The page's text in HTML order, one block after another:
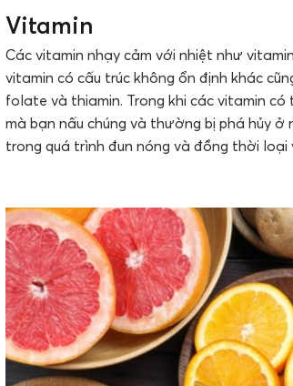
Vitamin
Các vitamin nhạy cảm với nhiệt như
vitamin có cấu trúc không ổn định khác
folate và thiamin. Trong khi các vitamin
mà bạn nấu chúng và thường bị phá hủy ở
trong quá trình đun nóng và đồng thời